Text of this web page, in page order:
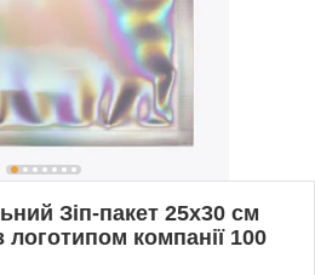
Зіп-пакет 25х30 см
компанії 100